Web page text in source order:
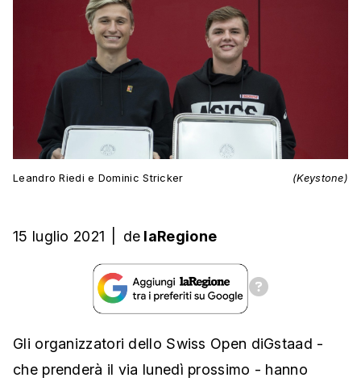
Leandro Riedi e Dominic Stricker (Keystone)
15 luglio 2021 de laRegione
Gli organizzatori dello Swiss Open diGstaad -
che prenderà il via lunedì prossimo - hanno